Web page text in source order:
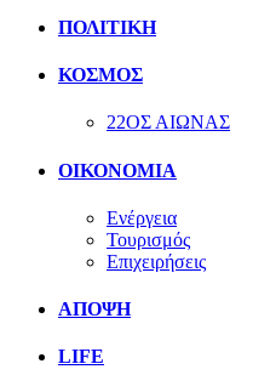
ΠΟΛΙΤΙΚΗ
ΚΟΣΜΟΣ
22ΟΣ ΑΙΩΝΑΣ
ΟΙΚΟΝΟΜΙΑ
Ενέργεια
Τουρισμός
Επιχειρήσεις
ΑΠΟΨΗ
LIFE